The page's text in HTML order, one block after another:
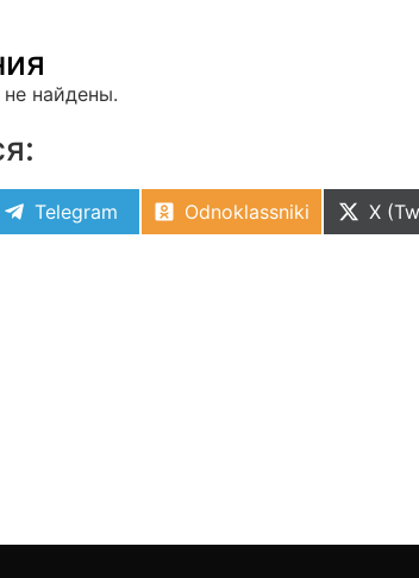
найдены.
Telegram Odnoklassniki X